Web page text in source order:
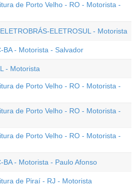
de Porto Velho - RO - Motorista -
ELETROSUL - Motorista
BA - Motorista - Salvador
- Motorista
de Porto Velho - RO - Motorista -
de Porto Velho - RO - Motorista -
de Porto Velho - RO - Motorista -
BA - Motorista - Paulo Afonso
de Piraí - RJ - Motorista